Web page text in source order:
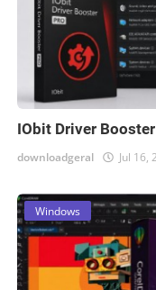
IObit Driver
downloadgeral Jul 16,
Windows